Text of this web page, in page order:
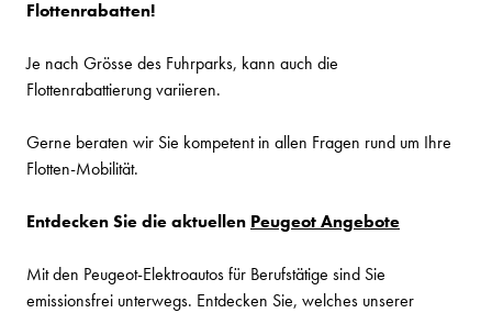
Flottenrabatten!
Je nach Grösse des Fuhrparks, kann auch die
Flottenrabattierung variieren.
Gerne beraten wir Sie kompetent in allen Fragen rund um Ihre
Flotten-Mobilität.
Entdecken Sie die aktuellen Peugeot Angebote
Mit den Peugeot-Elektroautos für Berufstätige sind Sie
emissionsfrei unterwegs. Entdecken Sie, welches unserer